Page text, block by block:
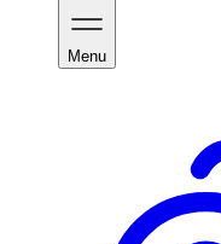
Menu